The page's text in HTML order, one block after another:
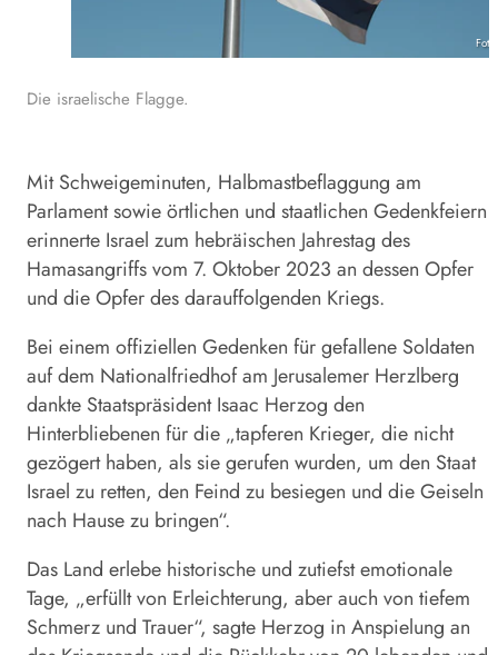
Die israelische Flagge.
Mit Schweigeminuten, Halbmastbeflaggung am
Parlament sowie örtlichen und staatlichen Gedenkfeiern
erinnerte Israel zum hebräischen Jahrestag des
Hamasangriffs vom 7. Oktober 2023 an dessen Opfer
und die Opfer des darauffolgenden Kriegs.
Bei einem offiziellen Gedenken für gefallene Soldaten
auf dem Nationalfriedhof am Jerusalemer Herzlberg
dankte Staatspräsident Isaac Herzog den
Hinterbliebenen für die „tapferen Krieger, die nicht
gezögert haben, als sie gerufen wurden, um den Staat
Israel zu retten, den Feind zu besiegen und die Geiseln
nach Hause zu bringen“.
Das Land erlebe historische und zutiefst emotionale
Tage, „erfüllt von Erleichterung, aber auch von tiefem
Schmerz und Trauer“, sagte Herzog in Anspielung an